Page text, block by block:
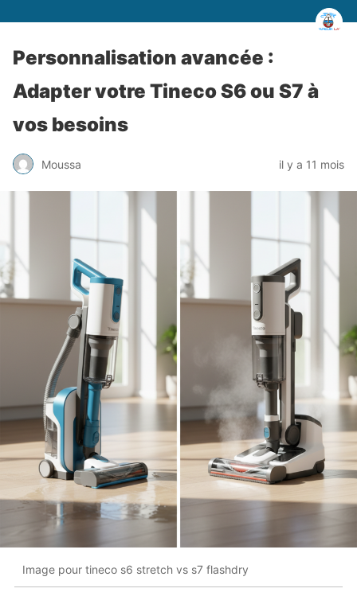
Personnalisation avancée :
Adapter votre Tineco S6 ou S7 à
vos besoins
Moussa il y a 11 mois
Image pour tineco s6 stretch vs s7 flashdry